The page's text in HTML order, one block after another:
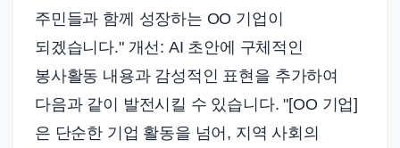
주민들과 함께 성장하는 OO 기업이
되겠습니다." 개선: AI 초안에 구체적인
봉사활동 내용과 감성적인 표현을 추가하여
다음과 같이 발전시킬 수 있습니다. "[OO 기업]
은 단순한 기업 활동을 넘어, 지역 사회의